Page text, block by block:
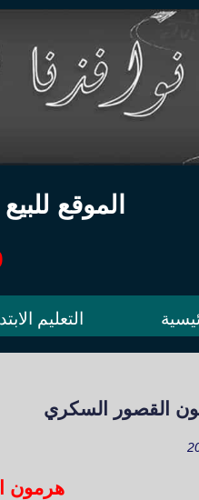
الموقع
التعليم
القصور السكري
هرمون